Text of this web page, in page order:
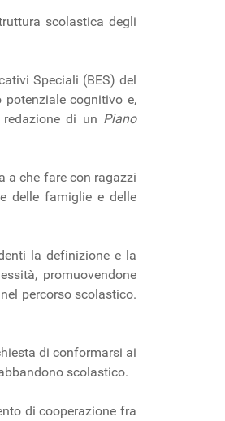
scolastica degli
Speciali (BES) del
cognitivo e,
di un Piano
a che fare con ragazzi
delle famiglie e delle
la definizione e la
promuovendone
percorso scolastico.
di conformarsi ai
scolastico.
di cooperazione fra